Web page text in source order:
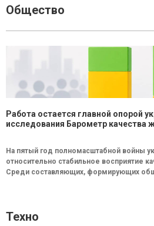
Общество
Работа остается главной опорой
исследования Барометр качества
На пятый год полномасштабной войны
относительно стабильное восприятие
Среди составляющих, формирующих
Техно